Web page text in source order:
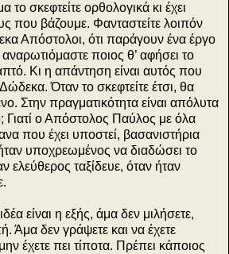
το σκεφτείτε ορθολογικά κι έχει
που βάζουμε. Φανταστείτε λοιπόν
Απόστολοι, ότι παράγουν ένα έργο
αναρωτιόμαστε ποιος θ’ αφήσει το
Κι η απάντηση είναι αυτός που
Όταν το σκεφτείτε έτσι, θα
Στην πραγματικότητα είναι απόλυτα
Γιατί ο Απόστολος Παύλος με όλα
που έχει υποστεί, βασανιστήρια
υποχρεωμένος να διαδώσει το
ελεύθερος ταξίδευε, όταν ήταν
είναι η εξής, άμα δεν μιλήσετε,
Άμα δεν γράψετε και να έχετε
έχετε πει τίποτα. Πρέπει κάποιος